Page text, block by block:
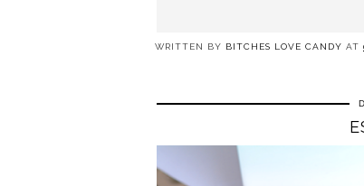
WRITTEN BY BITCHES LOVE CANDY AT